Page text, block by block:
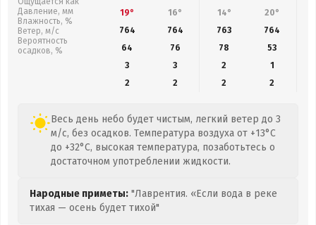
Давление, мм
Влажность, %
Ветер, м/с
Вероятность
осадков, %
19° 16° 14° 20°
764
764 763 764
64
76 78 53
3
3 2
1
2
2 2 2
Весь день небо будет чистым, легкий ветер до 3
м/с, без осадков. Температура воздуха от +13°C
до +32°C, высокая температура, позаботьтесь о
достаточном употреблении жидкости.
Народные приметы: "Лаврентия. «Если вода в реке
тихая — осень будет тихой"